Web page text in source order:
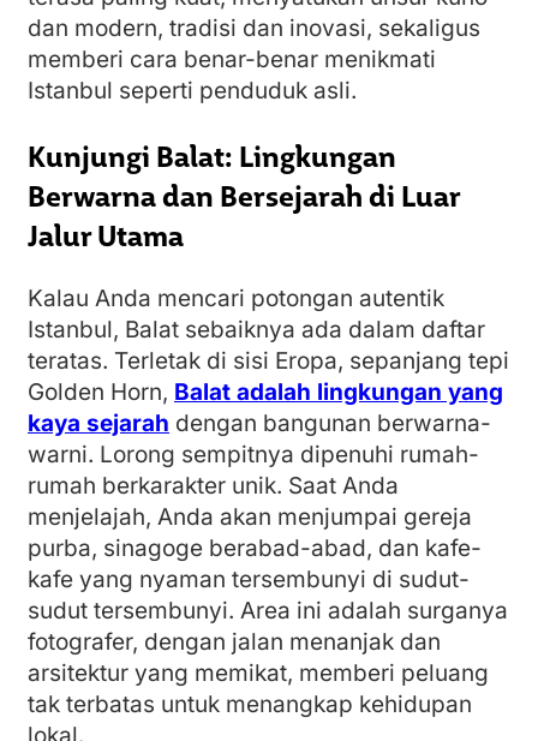
dan modern, tradisi dan inovasi, sekaligus
memberi cara benar-benar menikmati
Istanbul seperti penduduk asli.
Kunjungi Balat: Lingkungan
Berwarna dan Bersejarah di Luar
Jalur Utama
Kalau Anda mencari potongan autentik
Istanbul, Balat sebaiknya ada dalam daftar
teratas. Terletak di sisi Eropa, sepanjang tepi
Golden Horn, Balat adalah lingkungan yang
kaya sejarah dengan bangunan berwarna-
warni. Lorong sempitnya dipenuhi rumah-
rumah berkarakter unik. Saat Anda
menjelajah, Anda akan menjumpai gereja
purba, sinagoge berabad-abad, dan kafe-
kafe yang nyaman tersembunyi di sudut-
sudut tersembunyi. Area ini adalah surganya
fotografer, dengan jalan menanjak dan
arsitektur yang memikat, memberi peluang
tak terbatas untuk menangkap kehidupan